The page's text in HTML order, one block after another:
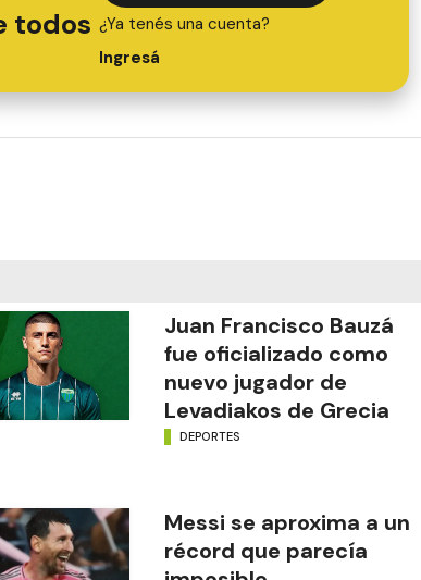
todos ¿Ya tenés una cuenta?
Ingresá
Juan Francisco Bauzá
fue oficializado como
nuevo jugador de
Levadiakos de Grecia
DEPORTES
Messi se aproxima a un
récord que parecía